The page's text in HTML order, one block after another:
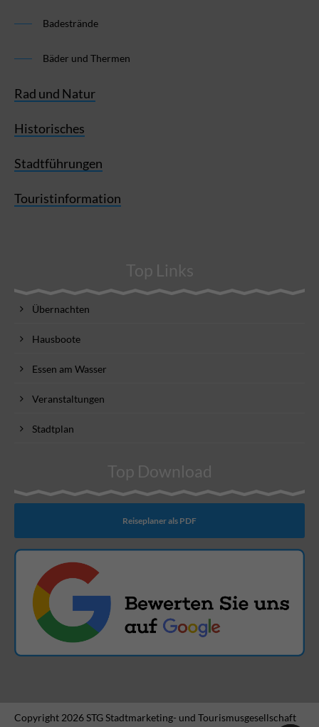
Badestrände
Bäder und Thermen
Rad und Natur
Historisches
Stadtführungen
Touristinformation
Top Links
Übernachten
Hausboote
Essen am Wasser
Veranstaltungen
Stadtplan
Top Download
Reiseplaner als PDF
Copyright 2026 STG Stadtmarketing- und Tourismusgesellschaft